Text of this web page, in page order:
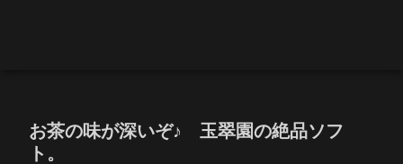
お茶の味が深いぞ♪ 玉翠園の絶品ソフ
ト。